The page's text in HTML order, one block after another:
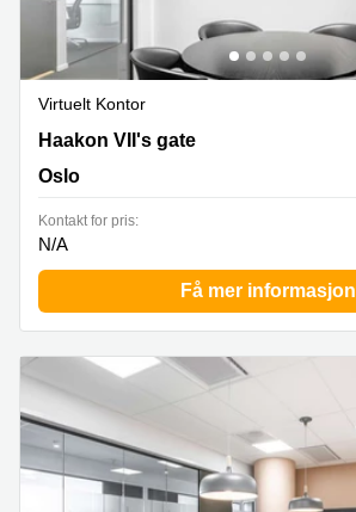
Virtuelt Kontor
Haakon VII's gate 6, Oslo
Haakon VII's gate
Oslo
Kontakt for pris:
N/A
Få mer informasjon